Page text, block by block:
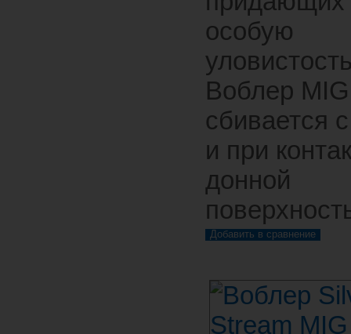
особую
Воблер
сбивается
и при
донной